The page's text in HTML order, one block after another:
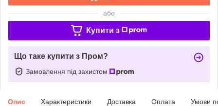
або
Купити з
Що таке купити з Пром?
Замовлення під захистом
Опис Характеристики Доставка Оплата Умови